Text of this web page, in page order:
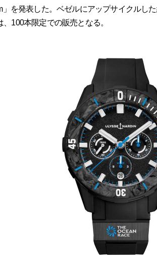
」を発表した。ベゼルにアップサイクルし
、100本限定での販売となる。